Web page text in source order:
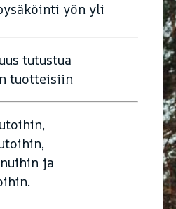
yön yli
tutustua
tuotteisiin
ja